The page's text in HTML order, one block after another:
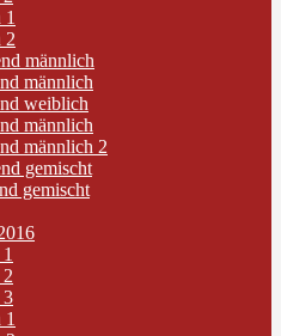
2
männlich
männlich
weiblich
männlich
männlich 2
gemischt
gemischt
3